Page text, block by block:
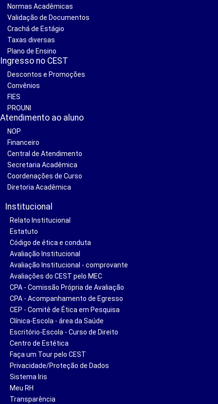
Normas Acadêmicas
Validação de Documentos
Crachá de Estágio
Taxas diversas
Plano de Ensino
Ingresso no CEST
Descontos e Promoções
Convênios
FIES
PROUNI
Atendimento ao aluno
NOP
Financeiro
Central de Atendimento
Secretaria Acadêmica
Coordenações de Curso
Diretoria Acadêmica
Institucional
Relato Institucional
Estatuto
Código de ética e conduta
Avaliação Institucional
Avaliação Institucional - comprovante
Avaliações do CEST pelo MEC
CPA - Comissão Própria de Avaliação
CPA - Acompanhamento de Egresso
CEP - Comitê de Ética em Pesquisa
Clínica-Escola - área da Saúde
Escritório-Escola - Curso de Direito
Centro de Estética
Faça um Tour pelo CEST
Privacidade/Proteção de Dados
Sistema Iris
Meu RH
Transparência